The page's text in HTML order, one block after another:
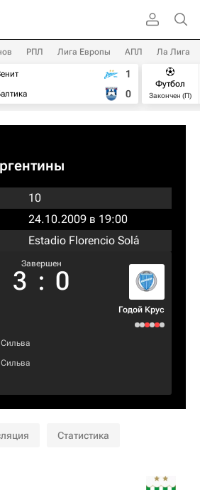
РПЛ Лига Европы АПЛ Ла Лига
1
0
Футбол
Закончен (П)
10
24.10.2009 в 19:00
Estadio Florencio Solá
Завершен
3 : 0
Годой Крус
Статистика